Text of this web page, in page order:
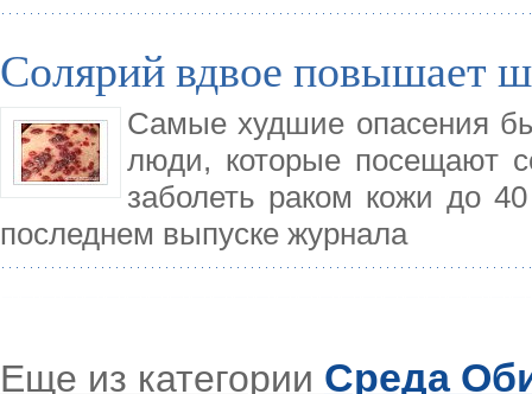
Солярий вдвое повышает
Самые худшие опасения
люди, которые посещают
заболеть раком кожи до
последнем выпуске журнала
Еще из категории Среда